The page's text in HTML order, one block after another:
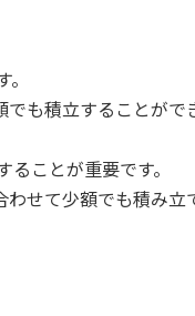
も積立することがで
ことが重要です。
せて少額でも積み立